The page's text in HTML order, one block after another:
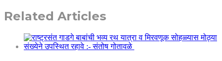
Related Articles